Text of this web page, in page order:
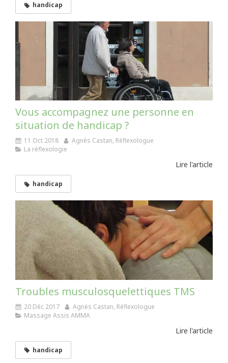
handicap
Vous accompagnez une personne en
situation de handicap ?
11 Oct 2018
Agnès Castan, Réflexologue
La réflexologie
Lire l'article
handicap
Troubles musculosquelettiques TMS
20 Déc 2017
Agnès Castan, Réflexologue
Massage Assis AMMA
Lire l'article
handicap